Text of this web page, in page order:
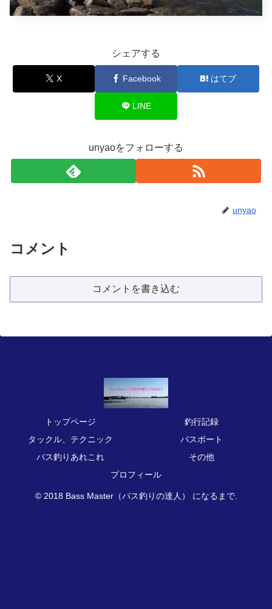
シェアする
X Facebook はてブ
LINE
unyaoをフォローする
unyao
コメント
コメントを書き込む
トップページ
釣行記録
タックル、テクニック
バスボート
バス釣りあれこれ
その他
プロフィール
© 2018 Bass Master（バス釣りの達人） になるまで.